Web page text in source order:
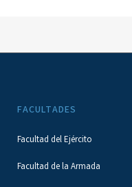
FACULTADES
Facultad del Ejército
Facultad de la Armada